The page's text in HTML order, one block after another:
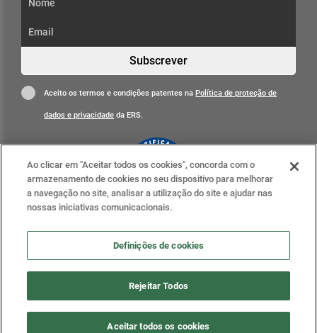
Subscrever
Aceito os termos e condições patentes naPolítica de proteção de
dados e privacidade da ERS.
Clique para mais informações
ERS nas redes sociais
2020 . ERS - Entidade Reguladora da Saúde, todos os
Ao clicar em "Aceitar todos os cookies", concorda com o
armazenamento de cookies no seu dispositivo para melhorar
a navegação no site, analisar a utilização do site e ajudar nas
nossas iniciativas comunicacionais.
Definições de cookies
Rejeitar Todos
Aceitar todos os cookies